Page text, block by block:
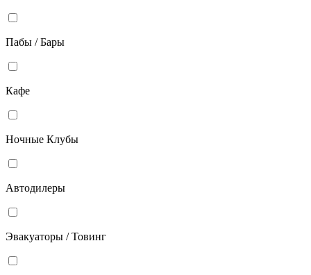
Пабы / Бары
Кафе
Ночные Клубы
Автодилеры
Эвакуаторы / Товинг